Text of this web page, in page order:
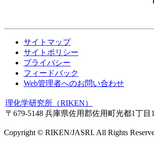
サイトマップ
サイトポリシー
プライバシー
フィードバック
Web管理者へのお問い合わせ
理化学研究所（RIKEN）
〒679-5148 兵庫県佐用郡佐用町光都1丁目
Copyright © RIKEN/JASRI. All Rights